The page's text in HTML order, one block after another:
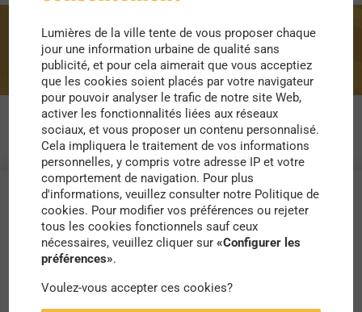
portugal
Lumières de la ville tente de vous proposer chaque
jour une information urbaine de qualité sans
publicité, et pour cela aimerait que vous acceptiez
que les cookies soient placés par votre navigateur
pour pouvoir analyser le trafic de notre site Web,
activer les fonctionnalités liées aux réseaux
sociaux, et vous proposer un contenu personnalisé.
Cela impliquera le traitement de vos informations
personnelles, y compris votre adresse IP et votre
comportement de navigation. Pour plus
d'informations, veuillez consulter notre Politique de
cookies. Pour modifier vos préférences ou rejeter
tous les cookies fonctionnels sauf ceux
nécessaires, veuillez cliquer sur«Configurer les
préférences».
Voulez-vous accepter ces cookies?